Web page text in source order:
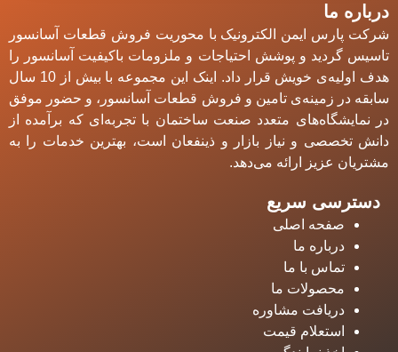
درباره ما
شرکت پارس ایمن الکترونیک با محوریت فروش قطعات آسانسور
تاسیس گردید و پوشش احتیاجات و ملزومات باکیفیت آسانسور را
هدف اولیه‌ی خویش قرار داد. اینک این مجموعه با بیش از 10 سال
سابقه در زمینه‌ی تامین و فروش قطعات آسانسور، و حضور موفق
در نمایشگاه‌های متعدد صنعت ساختمان با تجربه‌ای که برآمده از
دانش تخصصی و نیاز بازار و ذینفعان است، بهترین‎ خدمات را به
مشتریان عزیز ارائه می‌دهد.
دسترسی سریع
صفحه اصلی
درباره ما
تماس با ما
محصولات ما
دریافت مشاوره
استعلام قیمت